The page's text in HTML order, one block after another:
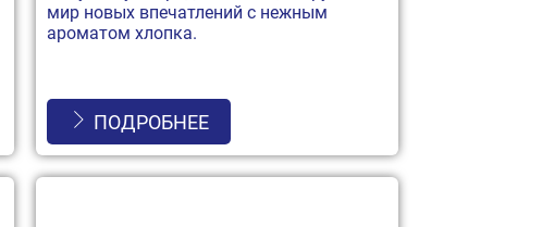
мир новых впечатлений с нежным
ароматом хлопка.
ПОДРОБНЕЕ